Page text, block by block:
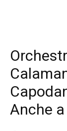
Anche